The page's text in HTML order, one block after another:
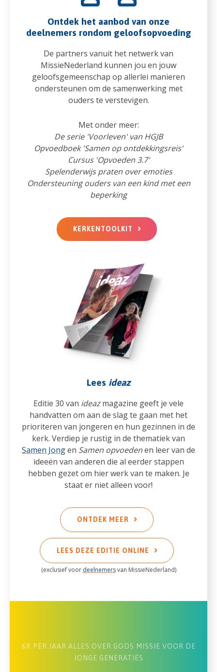
Ontdek het aanbod van onze
deelnemers rondom geloofsopvoeding
De partners vanuit het netwerk van
MissieNederland kunnen jou en jouw
geloofsgemeenschap op allerlei manieren
ondersteunen om de samenwerking met
ouders te verstevigen.
Met onder meer:
De serie 'Voorleven' van HGJB
Opvoedboek 'Samen op ontdekkingsreis'
Cursus 'Opvoeden 3.7'
Spelenderwijs praten over emoties
Ondersteuning ouders van een kind met een
beperking
KERKENTOOLKIT
Lees ideaz
Editie 30 van ideazmagazine geeft je vele
handvatten om aan de slag te gaan met het
prioriteren van jongeren en hun gezinnen in de
kerk. Verdiep je rustig in de thematiek van
Samen Jongen Samen opvoedenen leer van de
ideeën van anderen die al eerder stappen
hebben gezet om hier werk van te maken. Je
staat er niet alleen voor!
ONTDEK MEER
LEES DEZE EDITIE ONLINE
(exclusief voor deelnemersvan MissieNederland)
6X PER JAAR ALLES OVER GODS MISSIE VOOR DE
JONGE GENERATIES